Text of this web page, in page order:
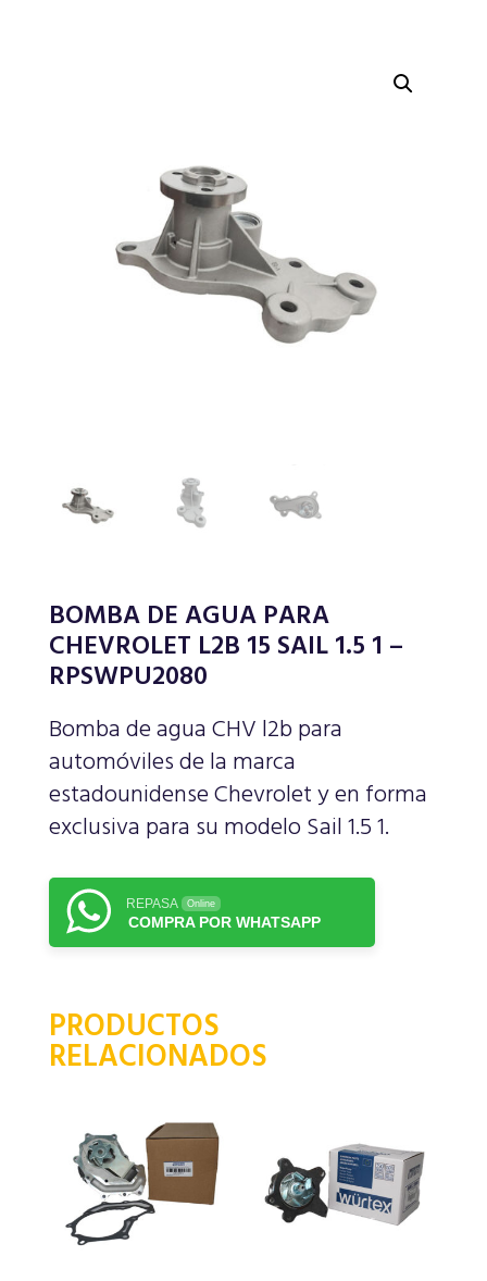
BOMBA DE AGUA PARA
CHEVROLET L2B 15 SAIL 1.5 1 –
RPSWPU2080
Bomba de agua CHV l2b para
automóviles de la marca
estadounidense Chevrolet y en forma
exclusiva para su modelo Sail 1.5 1.
REPASA Online
COMPRA POR WHATSAPP
PRODUCTOS
RELACIONADOS